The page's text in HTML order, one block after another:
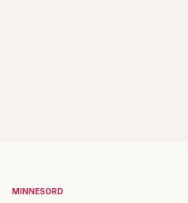
MINNESORD